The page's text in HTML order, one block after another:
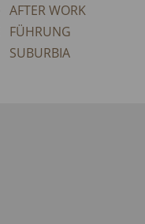
AFTER WORK
FÜHRUNG
SUBURBIA